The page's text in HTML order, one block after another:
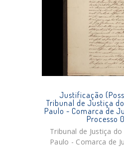
Justificação
Tribunal de Justiça
Paulo - Comarca de
Processo
Tribunal de Justiça
Paulo - Comarca de